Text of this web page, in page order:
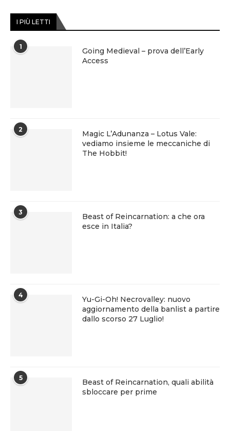
I PIÙ LETTI
1
Going Medieval – prova dell’Early
Access
2
Magic L’Adunanza – Lotus Vale:
vediamo insieme le meccaniche di
The Hobbit!
3
Beast of Reincarnation: a che ora
esce in Italia?
4
Yu-Gi-Oh! Necrovalley: nuovo
aggiornamento della banlist a partire
dallo scorso 27 Luglio!
5
Beast of Reincarnation, quali abilità
sbloccare per prime